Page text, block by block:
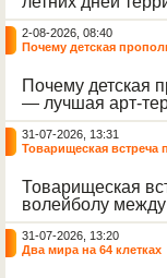
нам игровую
под названием
Солнце. Жара», а
наоборот стали
источником для
настроения.
нашего Центра
превратилась в
картинную
Воспитанники с
взялись за
чтобы подарить
дорожкам яркие
лета.
2-08-2026, 08:40
Почему детская
Почему детская
— лучшая арт-
воспитателя?
31-07-2026, 13:31
Товарищеская встреча
Товарищеская
волейболу
воспитанниками
сельскими
31-07-2026, 13:20
Два мира на 64 клетках